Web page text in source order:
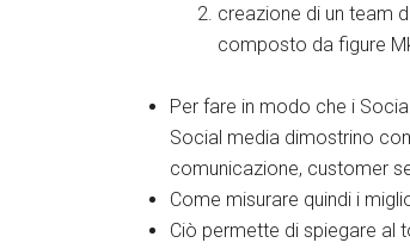
creazione di un team
composto da figure
Per fare in modo che i
Social media dimostrino
comunicazione, customer
Come misurare quindi i
Ciò permette di spiegare al